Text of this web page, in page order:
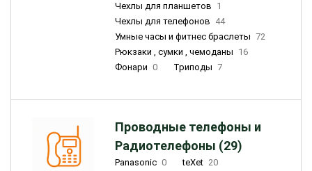
Чехлы для планшетов 1
Чехлы для телефонов 44
Умные часы и фитнес браслеты 72
Рюкзаки , сумки , чемоданы 16
Фонари 0 Триподы 7
Проводные телефоны и
Радиотелефоны (29)
Panasonic 0 teXet 20